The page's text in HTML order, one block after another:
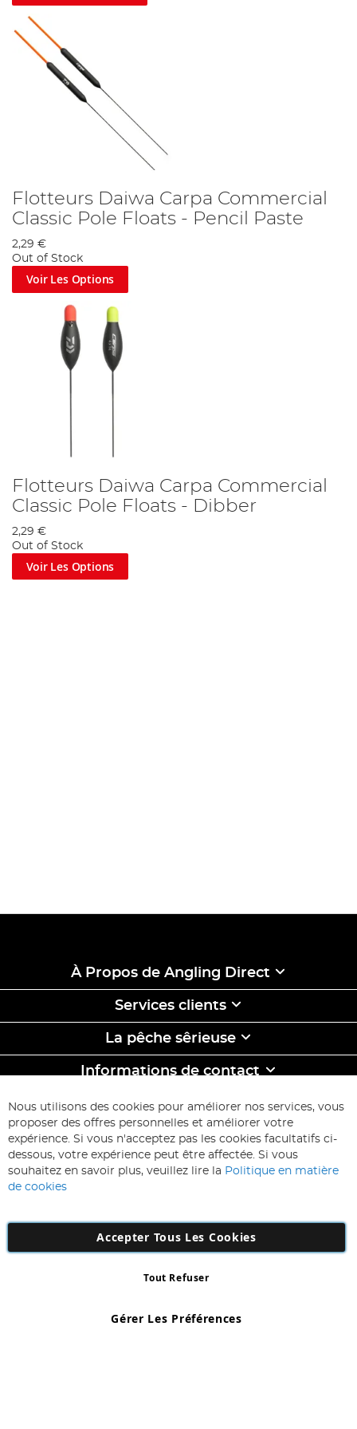
Flotteurs Daiwa Carpa Commercial
Classic Pole Floats - Pencil Paste
2,29 €
Out of Stock
Voir Les Options
Flotteurs Daiwa Carpa Commercial
Classic Pole Floats - Dibber
2,29 €
Out of Stock
Voir Les Options
À Propos de Angling Direct
Services clients
La pêche sêrieuse
Informations de contact
ABONNEZ-VOUS & ECONOMISEZ
Inscription
à
d’information
:
Inscription
Number: 863029607
Nous utilisons des cookies pour améliorer nos services, vous
proposer des offres personnelles et améliorer votre
expérience. Si vous n'acceptez pas les cookies facultatifs ci-
dessous, votre expérience peut être affectée. Si vous
souhaitez en savoir plus, veuillez lire la Politique en matière
de cookies
Accepter Tous Les Cookies
Gérer Les Préférences
Tout Refuser